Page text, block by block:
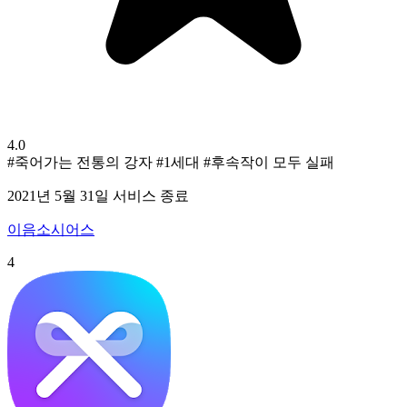
4.0
#죽어가는 전통의 강자 #1세대 #후속작이 모두 실패
2021년 5월 31일 서비스 종료
이음소시어스
4